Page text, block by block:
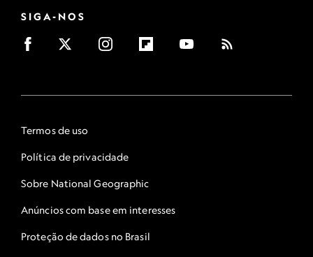
SIGA-NOS
Termos de uso
Política de privacidade
Sobre National Geographic
Anúncios com base em interesses
Proteção de dados no Brasil